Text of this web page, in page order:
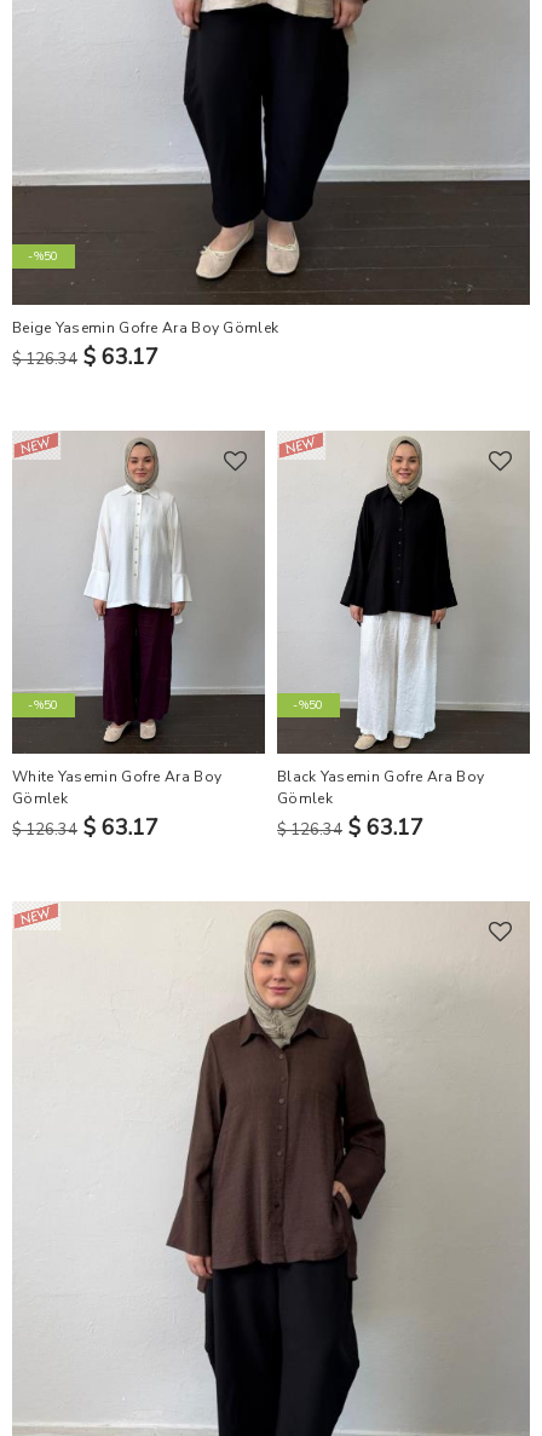
-%50
Beige Yasemin Gofre Ara Boy Gömlek
$ 126.34 $ 63.17
-%50
White Yasemin Gofre Ara Boy
Gömlek
$ 126.34 $ 63.17
-%50
Black Yasemin Gofre Ara Boy
Gömlek
$ 126.34 $ 63.17